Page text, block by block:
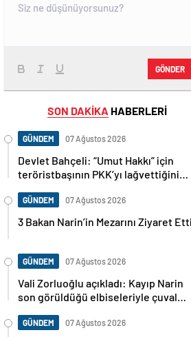
GÖNDER
SON DAKİKA HABERLERİ
GÜNDEM 07 Ağustos 2026
Devlet Bahçeli: “Umut Hakkı” için
teröristbaşının PKK’yı lağvettiğini
GÜNDEM 07 Ağustos 2026
3 Bakan Narin’in Mezarını Ziyaret Etti
GÜNDEM 07 Ağustos 2026
Vali Zorluoğlu açıkladı: Kayıp Narin
son görüldüğü elbiseleriyle çuval
GÜNDEM 07 Ağustos 2026